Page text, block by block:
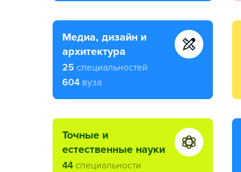
медиа, дизайн и
архитектура
25 специальностей
604 вуза
точные и
естественные науки
44 специальности